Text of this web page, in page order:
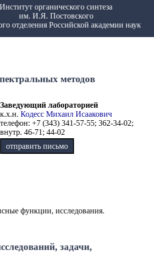
Институт органического синтеза
им. И.Я. Постовского
отделения Российской академии наук
методов
Заведующий лабораторией
к.х.н. Кодесс Михаил Исаакович
телефон: +7 (343) 341-57-55; 362-34-02;
внутр. 46-71; 44-02
отправить письмо
функции, исследования.
задачи,